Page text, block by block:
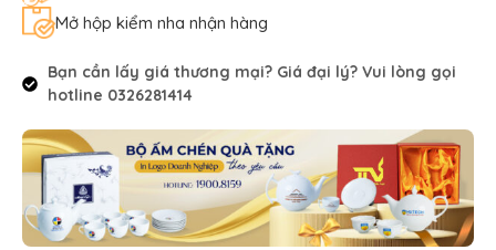
Mở hộp kiểm nha nhận hàng
Bạn cần lấy giá thương mại? Giá đại lý? Vui lòng gọi
hotline 0326281414